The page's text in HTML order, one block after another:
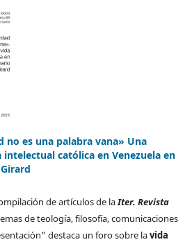
no es una palabra vana» Una
católica en Venezuela en
de artículos de laIter. Revista
de teología, filosofía, comunicaciones
destaca un foro sobre lavida